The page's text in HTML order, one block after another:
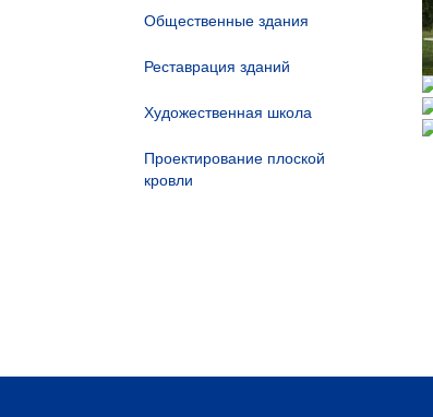
Общественные здания
Реставрация зданий
Художественная школа
Проектирование плоской
кровли